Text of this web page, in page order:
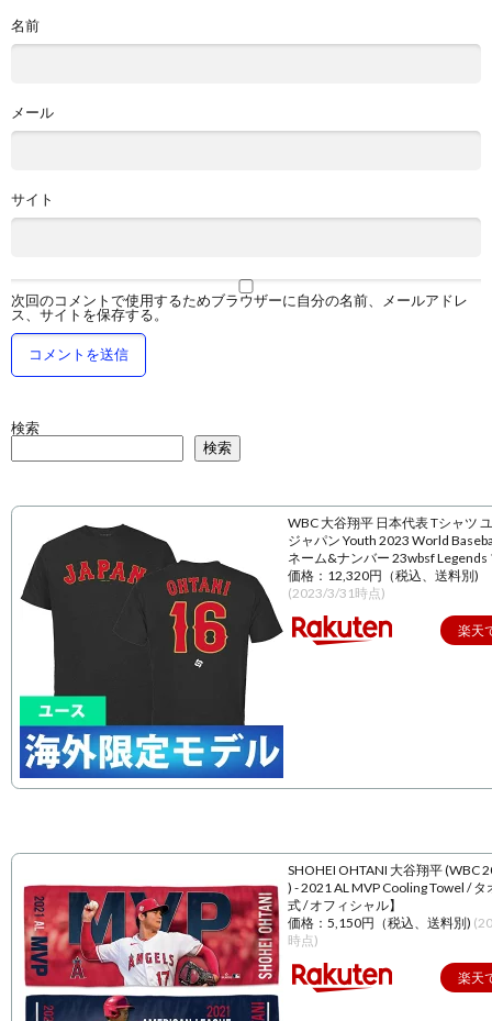
名前
メール
サイト
次回のコメントで使用するためブラウザーに自分の名前、メールアドレ
ス、サイトを保存する。
検索
検索
WBC 大谷翔平 日本代表 Tシャツ
ジャパン Youth 2023 World
ネーム&ナンバー 23wbsf Legends
価格：12,320円（税込、送料別)
(2023/3/31時点)
楽天
SHOHEI OHTANI 大谷翔平 (WBC
) - 2021 AL MVP Cooling Towel / タ
式 / オフィシャル】
価格：5,150円（税込、送料別)
時点)
楽天